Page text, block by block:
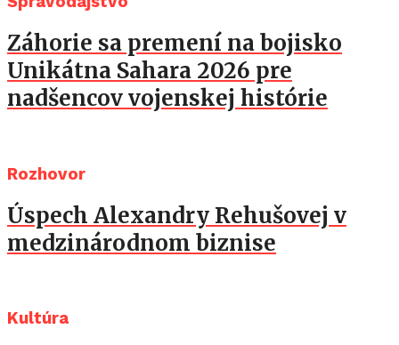
Záhorie sa premení na bojisko
Unikátna Sahara 2026 pre
nadšencov vojenskej histórie
Rozhovor
Úspech Alexandry Rehušovej v
medzinárodnom biznise
Kultúra